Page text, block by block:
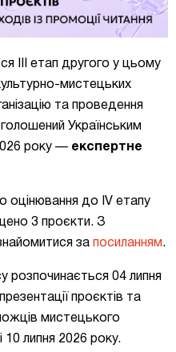
ІІІ етап другого у цьому
мистецьких
та проведення
Українським
року — експертне
оцінювання до IV етапу
3 проєкти. З
за посиланням.
розпочинається 04 липня
проєктів та
мистецького
10 липня 2026 року.